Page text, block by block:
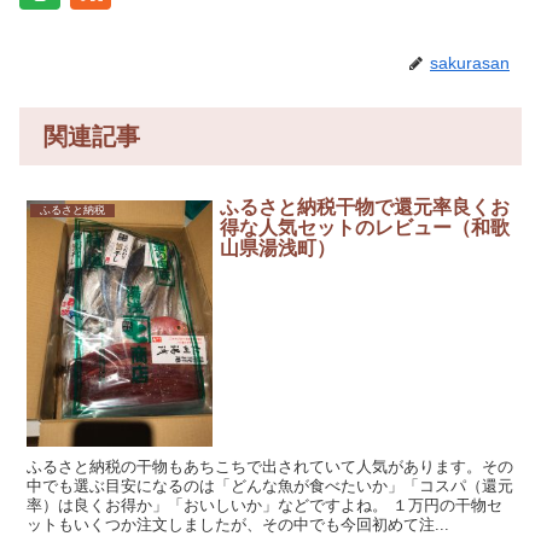
sakurasan
関連記事
ふるさと納税
ふるさと納税干物で還元率良くお
得な人気セットのレビュー（和歌
山県湯浅町）
ふるさと納税の干物もあちこちで出されていて人気があります。その
中でも選ぶ目安になるのは「どんな魚が食べたいか」「コスパ（還元
率）は良くお得か」「おいしいか」などですよね。 １万円の干物セ
ットもいくつか注文しましたが、その中でも今回初めて注...